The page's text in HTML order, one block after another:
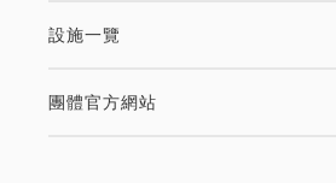
設施一覽
團體官方網站